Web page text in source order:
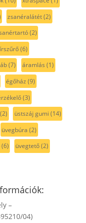
zsanéralátét(2)
(2)
(6)
(7) áramlás (1)
égőház (9)
(3)
(2) üstszáj gumi (14)
üvegbúra (2)
(6) üvegtető(2)
–
04)